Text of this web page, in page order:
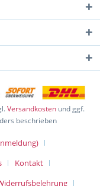
Versandkosten und ggf.
beschrieben
Kontakt